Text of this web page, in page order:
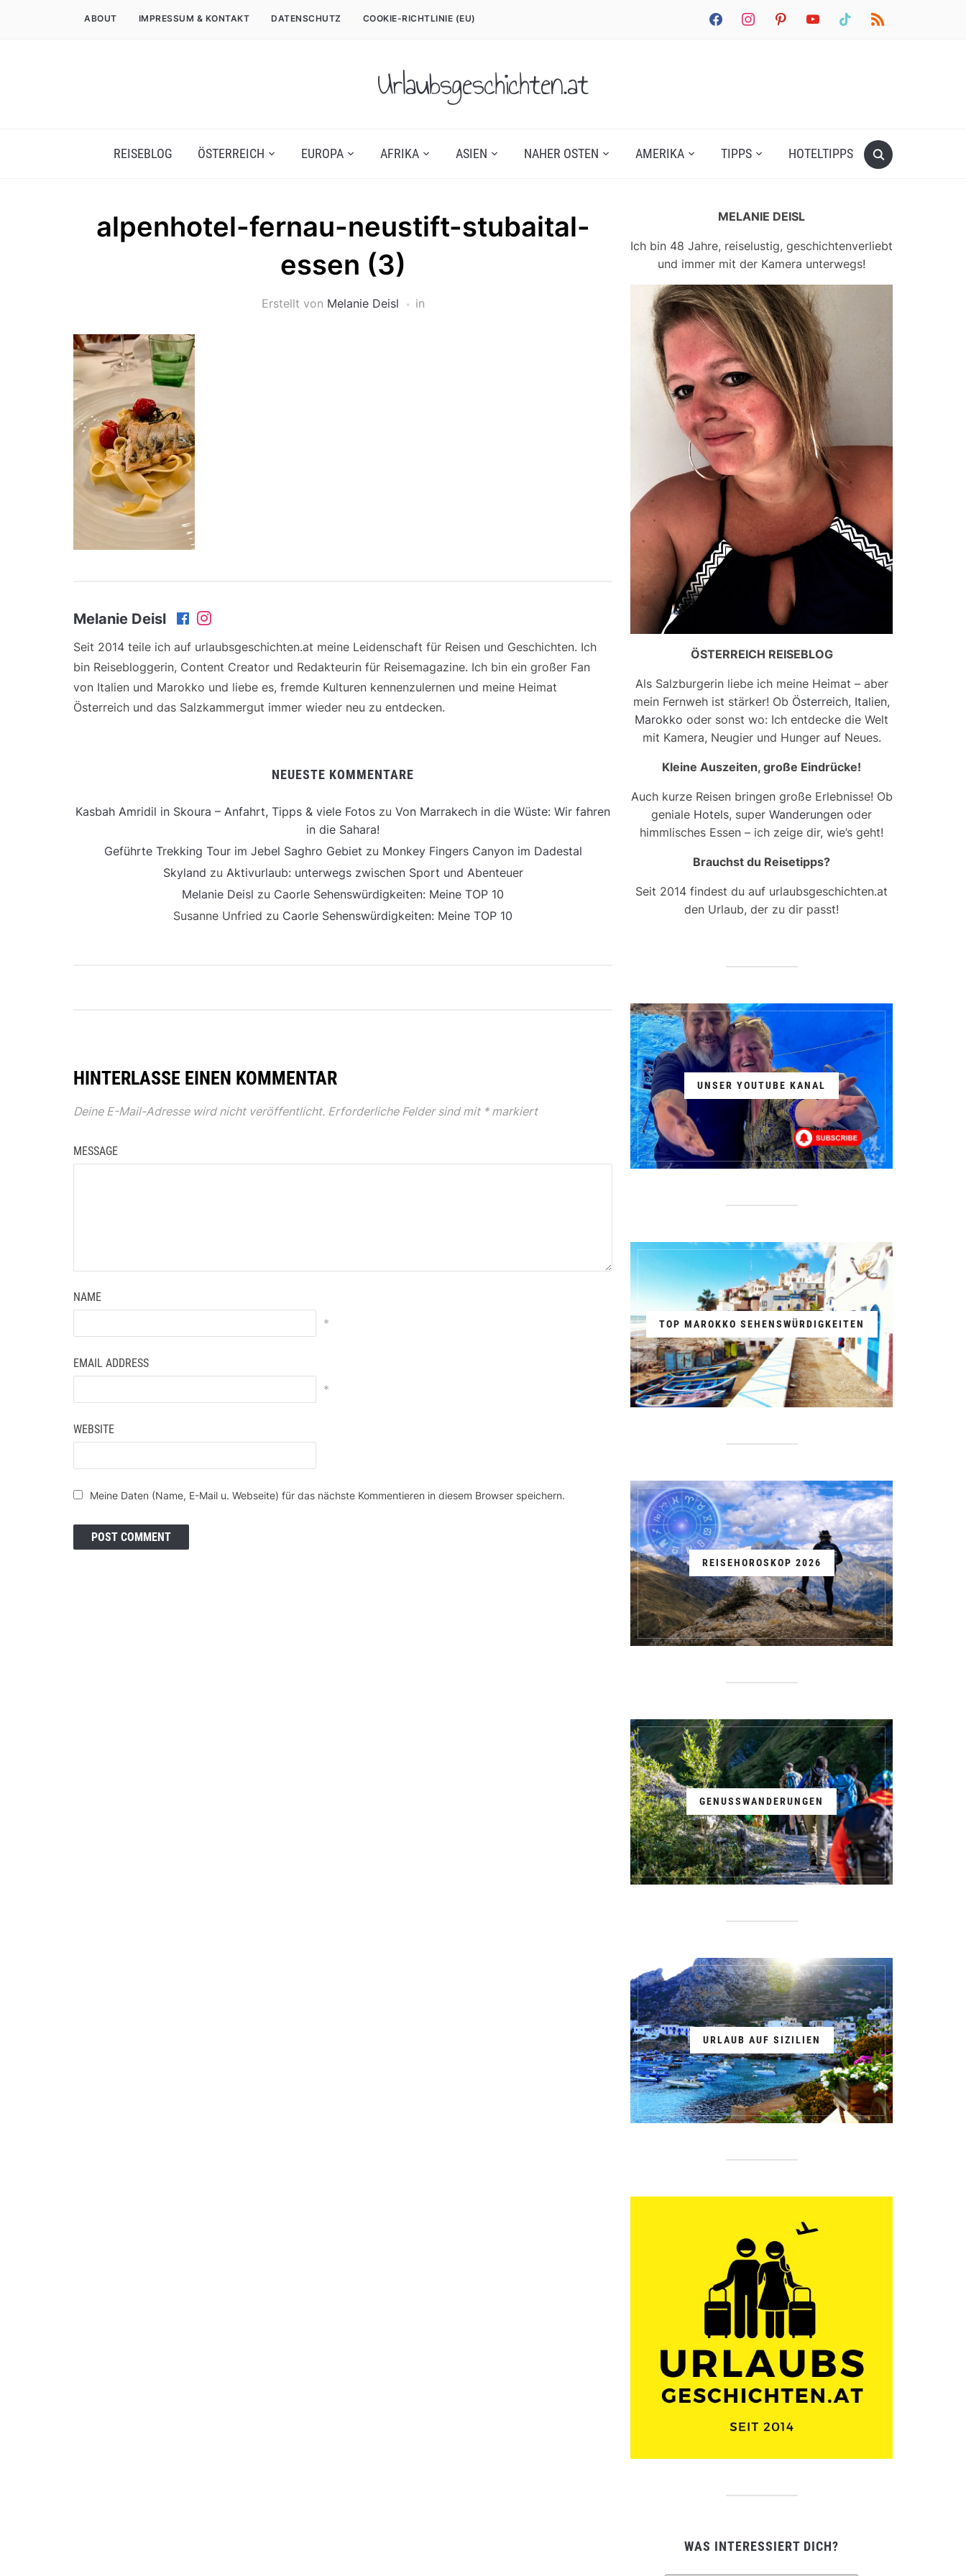
facebookinstagrampinterestyoutube tiktok rss
ABOUT IMPRESSUM & KONTAKT DATENSCHUTZ COOKIE-RICHTLINIE (EU)
Urlaubsgeschichten.at
REISEBLOG ÖSTERREICH EUROPA AFRIKA ASIEN NAHER OSTEN AMERIKA TIPPS HOTELTIPPS
alpenhotel-fernau-neustift-stubaital-
essen (3)
Erstellt von Melanie Deisl in
Melanie Deisl
Seit 2014 teile ich auf urlaubsgeschichten.at meine Leidenschaft für Reisen und Geschichten. Ich
bin Reisebloggerin, Content Creator und Redakteurin für Reisemagazine. Ich bin ein großer Fan
von Italien und Marokko und liebe es, fremde Kulturen kennenzulernen und meine Heimat
Österreich und das Salzkammergut immer wieder neu zu entdecken.
NEUESTE KOMMENTARE
Kasbah Amridil in Skoura – Anfahrt, Tipps & viele Fotos zu Von Marrakech in die Wüste: Wir fahren
in die Sahara!
Geführte Trekking Tour im Jebel Saghro Gebiet zu Monkey Fingers Canyon im Dadestal
Skyland zu Aktivurlaub: unterwegs zwischen Sport und Abenteuer
Melanie Deisl zu Caorle Sehenswürdigkeiten: Meine TOP 10
Susanne Unfried zu Caorle Sehenswürdigkeiten: Meine TOP 10
HINTERLASSE EINEN KOMMENTAR
Deine E-Mail-Adresse wird nicht veröffentlicht. Erforderliche Felder sind mit *markiert
MESSAGE
NAME
*
EMAIL ADDRESS
*
WEBSITE
Meine Daten (Name, E-Mail u. Webseite) für das nächste Kommentieren in diesem Browser speichern.
MELANIE DEISL
Ich bin 48 Jahre, reiselustig, geschichtenverliebt
und immer mit der Kamera unterwegs!
ÖSTERREICH REISEBLOG
Als Salzburgerin liebe ich meine Heimat – aber
mein Fernweh ist stärker! Ob Österreich, Italien,
Marokko oder sonst wo: Ich entdecke die Welt
mit Kamera, Neugier und Hunger auf Neues.
Kleine Auszeiten, große Eindrücke!
Auch kurze Reisen bringen große Erlebnisse! Ob
geniale Hotels, super Wanderungen oder
himmlisches Essen – ich zeige dir, wie’s geht!
Brauchst du Reisetipps?
Seit 2014 findest du auf urlaubsgeschichten.at
den Urlaub, der zu dir passt!
UNSER YOUTUBE KANAL
TOP MAROKKO SEHENSWÜRDIGKEITEN
REISEHOROSKOP 2026
GENUSSWANDERUNGEN
URLAUB AUF SIZILIEN
WAS INTERESSIERT DICH?